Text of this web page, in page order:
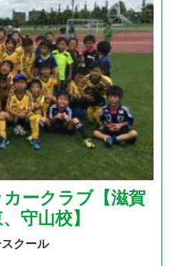
ークラブ【滋賀
守山校】
クール